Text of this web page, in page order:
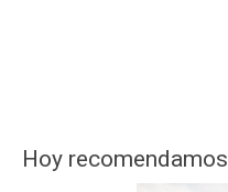
Hoy recomendamos